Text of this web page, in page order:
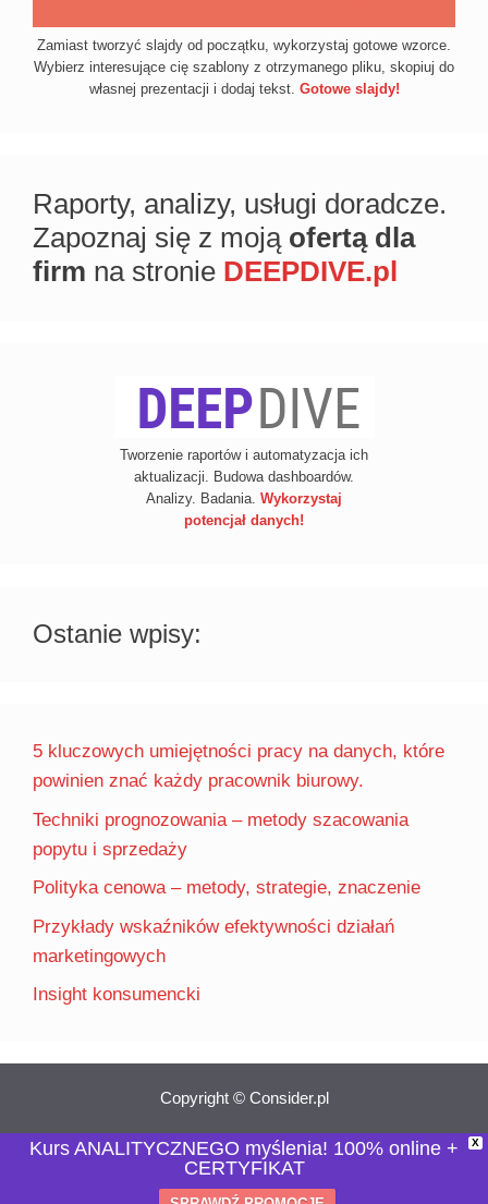
Zamiast tworzyć slajdy od początku, wykorzystaj gotowe wzorce.
Wybierz interesujące cię szablony z otrzymanego pliku, skopiuj do
własnej prezentacji i dodaj tekst. Gotowe slajdy!
Raporty, analizy, usługi doradcze.
Zapoznaj się z mojąofertą dla
firm na stronie DEEPDIVE.pl
Tworzenie raportów i automatyzacja ich
aktualizacji. Budowa dashboardów.
Analizy. Badania. Wykorzystaj
potencjał danych!
Ostanie wpisy:
5 kluczowych umiejętności pracy na danych, które
powinien znać każdy pracownik biurowy.
Techniki prognozowania – metody szacowania
popytu i sprzedaży
Polityka cenowa – metody, strategie, znaczenie
Przykłady wskaźników efektywności działań
marketingowych
Insight konsumencki
Copyright © Consider.pl
X
Kurs ANALITYCZNEGO myślenia! 100% online +
CERTYFIKAT